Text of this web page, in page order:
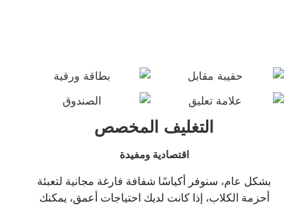
التغليف المخصص
اقتصادية ومفيدة
بشكل عام، سنوفر أكياسًا شفافة فارغة مجانية لتعبئة
أحزمة الكلاب، إذا كانت لديك احتياجات أعمق، يمكنك